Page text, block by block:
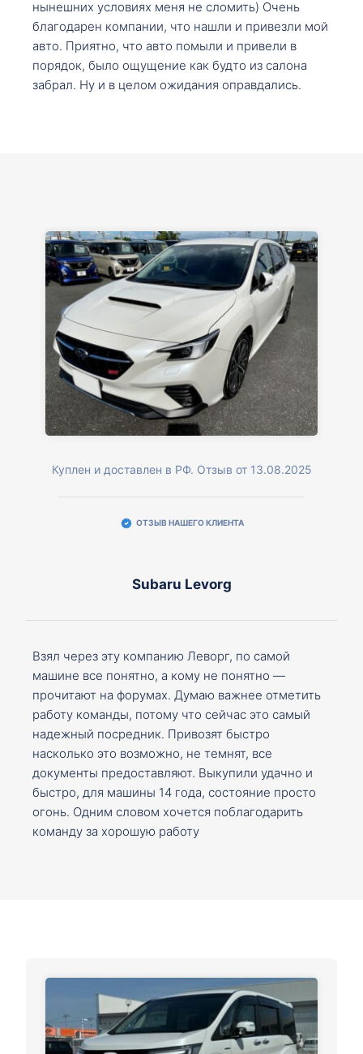
нынешних условиях меня не сломить) Очень
благодарен компании, что нашли и привезли мой
авто. Приятно, что авто помыли и привели в
порядок, было ощущение как будто из салона
забрал. Ну и в целом ожидания оправдались.
Куплен и доставлен в РФ. Отзыв от 13.08.2025
ОТЗЫВ НАШЕГО КЛИЕНТА
Subaru Levorg
Взял через эту компанию Леворг, по самой
машине все понятно, а кому не понятно —
прочитают на форумах. Думаю важнее отметить
работу команды, потому что сейчас это самый
надежный посредник. Привозят быстро
насколько это возможно, не темнят, все
документы предоставляют. Выкупили удачно и
быстро, для машины 14 года, состояние просто
огонь. Одним словом хочется поблагодарить
команду за хорошую работу